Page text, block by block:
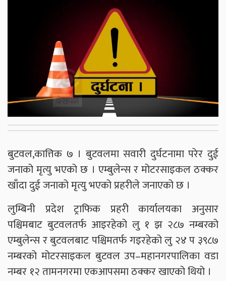
बुटवल,कात्तिक ७ । बुटवलमा सवारी दुर्घटनामा परेर दुई
जनाको मृत्यु भएको छ । एम्बुलेन्स र मोटरसाइकल ठक्कर
खाँदा दुई जनाको मृत्यु भएको प्रहरीले जनाएको छ ।
लुम्बिनी प्रदेश ट्राफिक प्रहरी कार्यालयका अनुसार
पश्चिमबाट बुटवलतर्फ आइरहेको लु १ झ २८७ नम्बरको
एम्बुलेन्स र बुटवलबाट पश्चिमतर्फ गइरहेको लु २४ प ३९८७
नम्बरको मोटरसाइकल बुटवल उप–महानगरपालिका वडा
नम्बर १२ तामनगरमा एकआपसमा ठक्कर खाएको थियो ।